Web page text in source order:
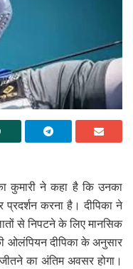
कुमारी ने कहा है कि उनका
करना है। दीपिका ने
से निपटने के लिए मानसिक
ओलंपियन दीपिका के अनुसार
का अंतिम अवसर होगा।